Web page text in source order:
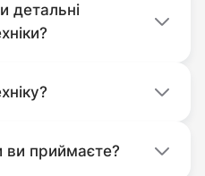
детальні
ви приймаєте?